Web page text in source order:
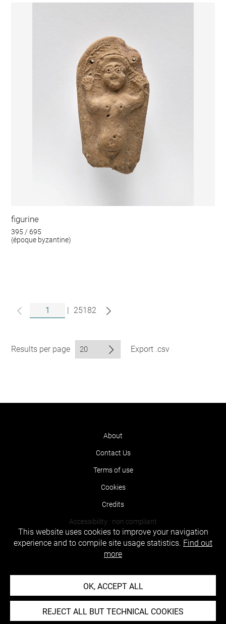
figurine
395 / 695
(époque byzantine)
| 25182
Results per page Export .csv
About
Contact Us
Terms of use
Cookies
Credits
Accessibility : non compliant
This website uses cookies to improve your navigation
experience and to compile site usage statistics. Find out
more
OK, ACCEPT ALL
REJECT ALL BUT TECHNICAL COOKIES